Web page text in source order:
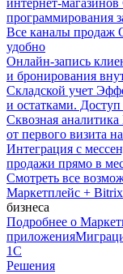
интернет-магазинов
программирования
Все каналы продаж
удобно
Онлайн-запись
и бронирования
Складской учет
и остатками.
Сквозная аналитика
от первого визита
Интеграция с
продажи прямо в
Смотреть все
Маркетплейс +
бизнеса
Подробнее о
приложения
1С
Решения